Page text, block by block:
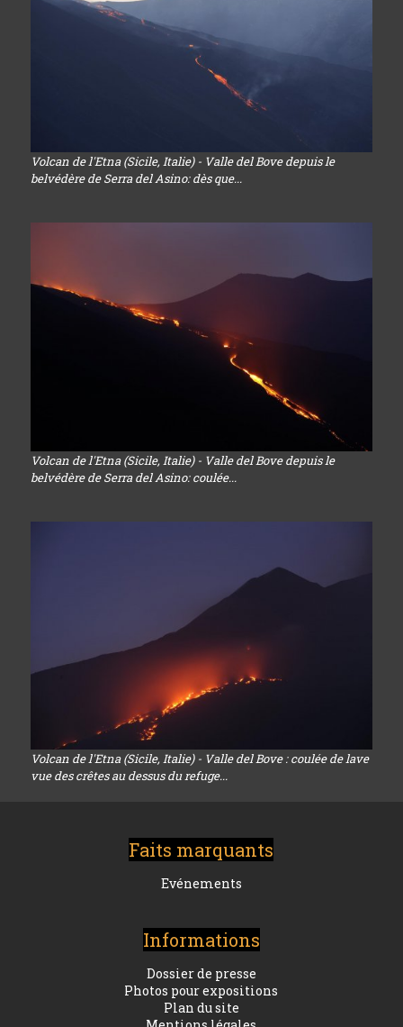
Volcan de l'Etna (Sicile, Italie) - Valle del Bove depuis le
belvédère de Serra del Asino: dès que...
Volcan de l'Etna (Sicile, Italie) - Valle del Bove depuis le
belvédère de Serra del Asino: coulée...
Volcan de l'Etna (Sicile, Italie) - Valle del Bove : coulée de lave
vue des crêtes au dessus du refuge...
Faits marquants
Evénements
Informations
Dossier de presse
Photos pour expositions
Plan du site